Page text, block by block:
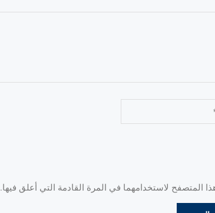
لاستخدامهما في المرة القادمة التي أعلق فيها.